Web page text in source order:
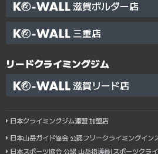
滋賀ボルダー店
三重店
リードクライミングジム
滋賀リード店
日本クライミングジム連盟 加盟店
日本山岳ガイド協会 公認フリークライミングイン
日本スポーツ協会 公認 山岳指導員(スポーツクラ